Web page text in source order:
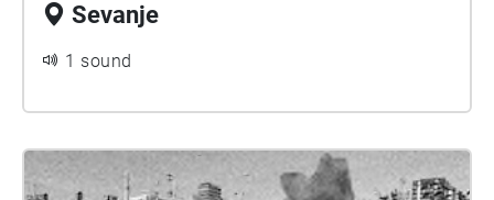
Sevanje
1 sound